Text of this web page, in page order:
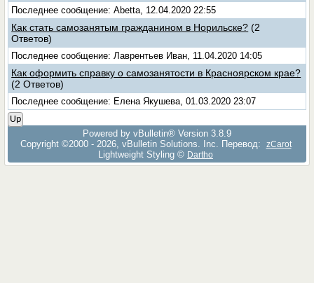
Последнее сообщение: Abetta, 12.04.2020 22:55
Как стать самозанятым гражданином в Норильске? (2
Ответов)
Последнее сообщение: Лаврентьев Иван, 11.04.2020 14:05
Как оформить справку о самозанятости в Красноярском крае?
(2 Ответов)
Последнее сообщение: Елена Якушева, 01.03.2020 23:07
Up
Powered by vBulletin® Version 3.8.9
Copyright ©2000 - 2026, vBulletin Solutions, Inc. Перевод:
zCarot
Lightweight Styling © Dartho